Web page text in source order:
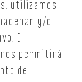
utilizamos
y/o
El
permitirá
de